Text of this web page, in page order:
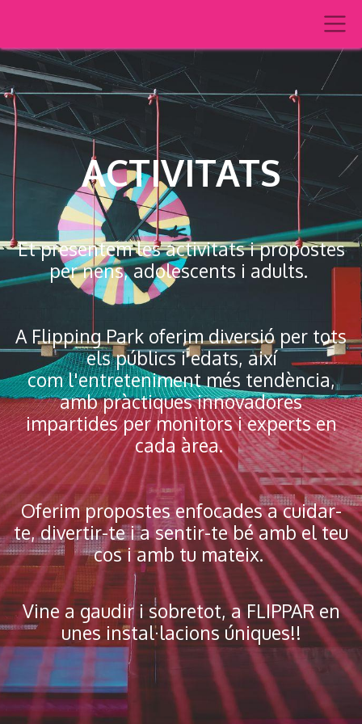
ACTIVITATS
Et presentem les activitats i propostes
per nens, adolescents i adults.
A Flipping Park oferim diversió per tots
els públics i edats, així
com l'entreteniment més tendència,
amb pràctiques innovadores
impartides per monitors i experts en
cada àrea.
Oferim propostes enfocades a cuidar-
te, divertir-te i a sentir-te bé amb el teu
cos i amb tu mateix.
Vine a gaudir i sobretot, a FLIPPAR en
unes instal·lacions úniques!!